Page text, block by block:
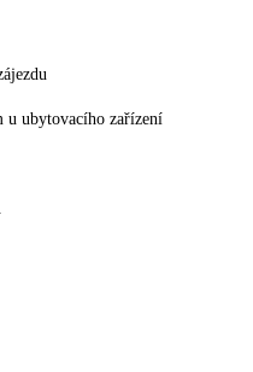
u ubytovacího zařízení